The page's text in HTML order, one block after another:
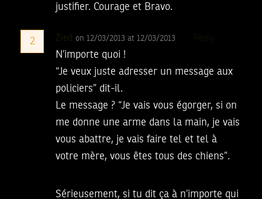
justifier. Courage et Bravo.
2 Zied on 12/03/2013 at 12/03/2013
N’importe quoi !
“Je veux juste adresser un message aux
policiers” dit-il.
Le message ? “Je vais vous égorger, si on
me donne une arme dans la main, je vais
vous abattre, je vais faire tel et tel à
votre mère, vous êtes tous des chiens”.
Sérieusement, si tu dit ça à n’importe qui